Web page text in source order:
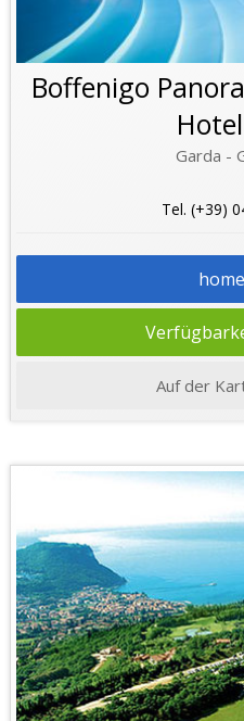
Boffenigo
Hotel
Garda -
Tel. (+39)
Auf der